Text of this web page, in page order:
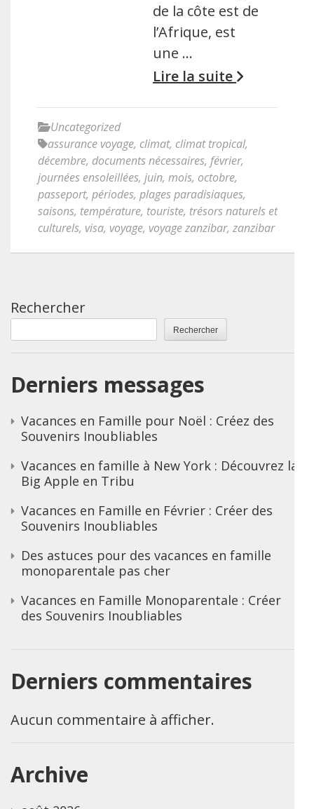
de la côte est de
l’Afrique, est
une …
Lire la suite
Uncategorized
assurance voyage, climat, climat tropical,
décembre, documents nécessaires, février,
journées ensoleillées, juin, mois, octobre,
passeport, périodes, plages paradisiaques,
saisons, température, touriste, trésors naturels et
culturels, visa, voyage, voyage zanzibar, zanzibar
Rechercher
Rechercher
Derniers messages
Vacances en Famille pour Noël : Créez des
Souvenirs Inoubliables
Vacances en famille à New York : Découvrez la
Big Apple en Tribu
Vacances en Famille en Février : Créer des
Souvenirs Inoubliables
Des astuces pour des vacances en famille
monoparentale pas cher
Vacances en Famille Monoparentale : Créer
des Souvenirs Inoubliables
Derniers commentaires
Aucun commentaire à afficher.
Archive